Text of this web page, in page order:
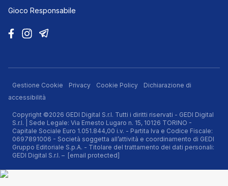
Gioco Responsabile
Gestione Cookie Privacy Cookie Policy
Dichiarazione di
accessibilità
Copyright ©2026 GEDI Digital S.r.l. Tutti i diritti riservati - GEDI Digital
S.r.l. | Sede Legale: Via Ernesto Lugaro n. 15, 10126 TORINO -
Capitale Sociale Euro 1.051.844,00 i.v. - Partita Iva e Codice Fiscale:
0697891006 - Società soggetta all’attività e coordinamento di GEDI
Gruppo Editoriale S.p.A. - Titolare del trattamento dei dati personali:
GEDI Digital S.r.l. – [email protected]